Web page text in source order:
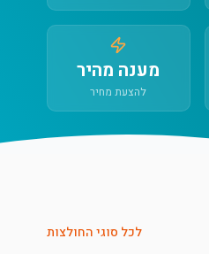
מענה מהיר
להצעת מחיר
לכל סוגי החולצות